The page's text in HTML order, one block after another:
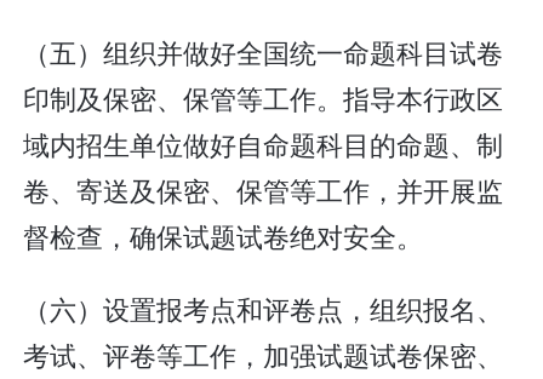
（五）组织并做好全国统一命题科目试卷
印制及保密、保管等工作。指导本行政区
域内招生单位做好自命题科目的命题、制
卷、寄送及保密、保管等工作，并开展监
督检查，确保试题试卷绝对安全。
（六）设置报考点和评卷点，组织报名、
考试、评卷等工作，加强试题试卷保密、